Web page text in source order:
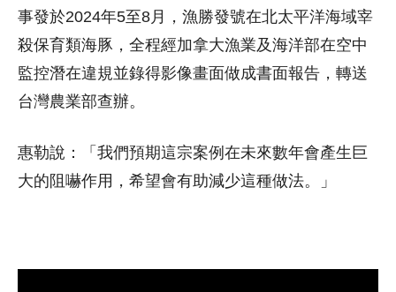
事發於2024年5至8月，漁勝發號在北太平洋海域宰
殺保育類海豚，全程經加拿大漁業及海洋部在空中
監控潛在違規並錄得影像畫面做成書面報告，轉送
台灣農業部查辦。
惠勒說：「我們預期這宗案例在未來數年會產生巨
大的阻嚇作用，希望會有助減少這種做法。」